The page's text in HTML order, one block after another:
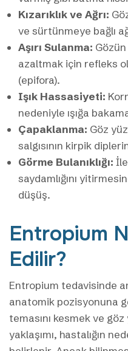
Kızarıklık ve Ağrı:
ve sürtünmeye bağlı
Aşırı Sulanma:
azaltmak için refleks
(epifora).
Işık Hassasiyeti:
nedeniyle ışığa
Çapaklanma: Göz
salgısının kirpik
Görme Bulanıklığı:
saydamlığını
düşüş.
Entropium
Edilir?
Entropium tedavisinde
anatomik pozisyonuna
temasını kesmek ve
yaklaşımı, hastalığın